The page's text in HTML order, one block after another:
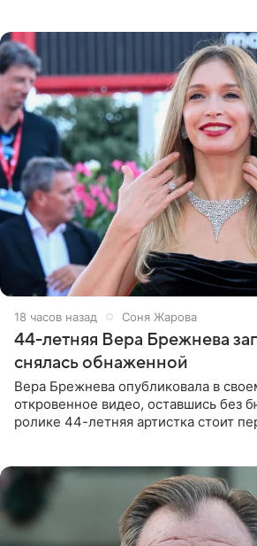
18 часов назад Соня Жарова
44-летняя Вера Брежнева
снялась обнаженной
Вера Брежнева опубликовала в
откровенное видео, оставшись без
ролике 44-летняя артистка стоит